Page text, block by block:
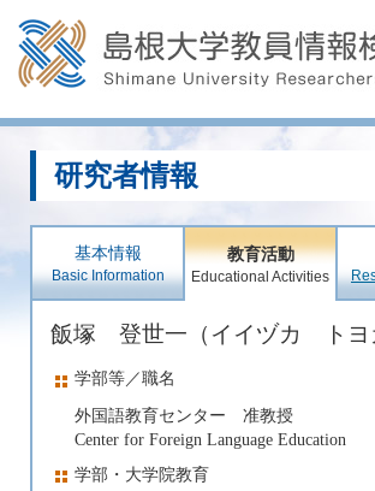
研究者情報
基本情報
Basic Information
教育活動
Educational Activities
飯塚 登世一（イイヅカ ト
学部等／職名
外国語教育センター 准教授
Center for Foreign Language Education
学部・大学院教育